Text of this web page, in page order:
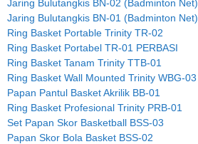
Jaring Bulutangkis BN-02 (Badminton Net)
Jaring Bulutangkis BN-01 (Badminton Net)
Ring Basket Portable Trinity TR-02
Ring Basket Portabel TR-01 PERBASI
Ring Basket Tanam Trinity TTB-01
Ring Basket Wall Mounted Trinity WBG-03
Papan Pantul Basket Akrilik BB-01
Ring Basket Profesional Trinity PRB-01
Set Papan Skor Basketball BSS-03
Papan Skor Bola Basket BSS-02